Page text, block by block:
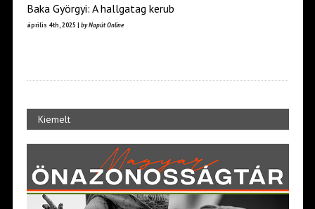
Baka Györgyi: A hallgatag kerub
április 4th, 2025 | by Napút Online
Kiemelt